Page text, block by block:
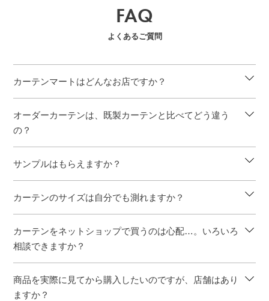
FAQ
よくあるご質問
カーテンマートはどんなお店ですか？
オーダーカーテンは、既製カーテンと比べてどう違う
の？
サンプルはもらえますか？
カーテンのサイズは自分でも測れますか？
カーテンをネットショップで買うのは心配…。いろいろ
相談できますか？
商品を実際に見てから購入したいのですが、店舗はあり
ますか？